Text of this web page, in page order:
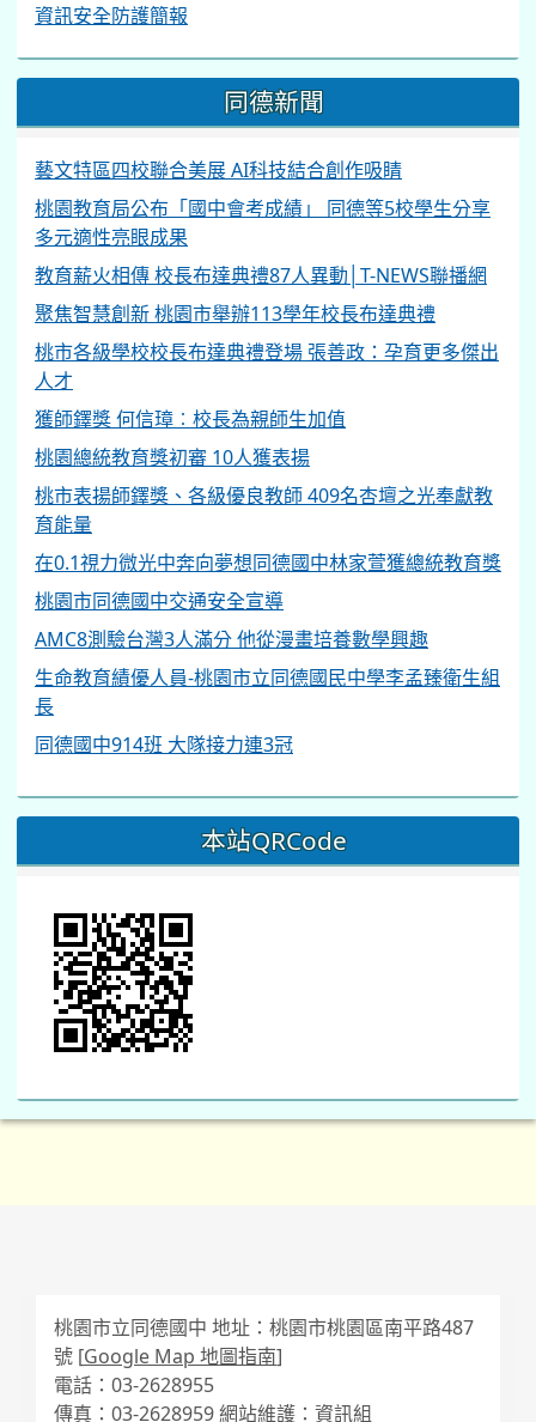
資訊安全防護簡報
同德新聞
藝文特區四校聯合美展 AI科技結合創作吸睛
桃園教育局公布「國中會考成績」 同德等5校學生分享
多元適性亮眼成果
教育薪火相傳 校長布達典禮87人異動│T-NEWS聯播網
聚焦智慧創新 桃園市舉辦113學年校長布達典禮
桃市各級學校校長布達典禮登場 張善政：孕育更多傑出
人才
獲師鐸獎 何信璋︰校長為親師生加值
桃園總統教育獎初審 10人獲表揚
桃市表揚師鐸獎、各級優良教師 409名杏壇之光奉獻教
育能量
在0.1視力微光中奔向夢想同德國中林家萱獲總統教育獎
桃園市同德國中交通安全宣導
AMC8測驗台灣3人滿分 他從漫畫培養數學興趣
生命教育績優人員-桃園市立同德國民中學李孟臻衛生組
長
同德國中914班 大隊接力連3冠
本站QRCode
桃園市立同德國中 地址：桃園市桃園區南平路487
號 [Google Map 地圖指南]
電話：03-2628955
傳真：03-2628959 網站維護：資訊組